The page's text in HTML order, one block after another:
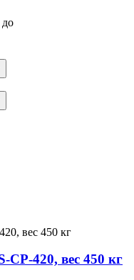
до
CP-420, вес 450 кг